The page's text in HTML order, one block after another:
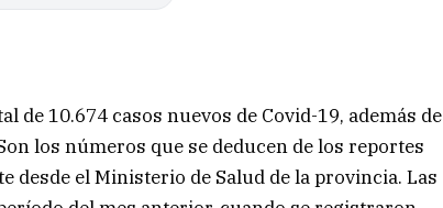
10.674 casos nuevos de Covid-19, además de
los números que se deducen de los reportes
desde el Ministerio de Salud de la provincia. Las